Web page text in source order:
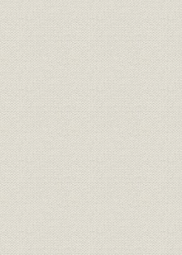
大株主の推移
1956(昭和
8)年3月
本社組織の変遷
1961(昭
~1996
事業(本)部組織の変遷
工場の変遷
現行組織図 1997年1月
財務諸表の推移